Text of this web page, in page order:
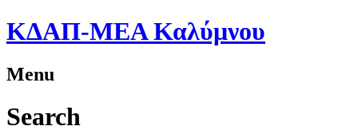
ΚΔΑΠ-ΜΕΑ Καλύμνου
Menu
Search